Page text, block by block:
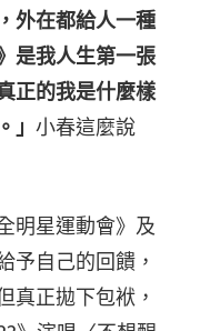
外在都給人一種
是我人生第一張
正的我是什麼樣
小春這麼說
明星運動會》及
予自己的回饋，
真正拋下包袱，